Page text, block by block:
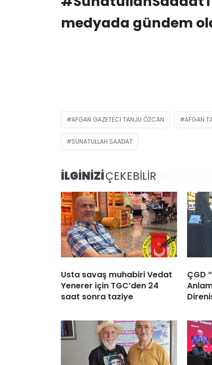
medyada gündem
AFGAN GAZETECI TANJU ÖZCAN AFGAN
SUNATULLAH SAADAT
İLGİNİZİÇEKEBİLİR
Usta savaş muhabiri Vedat
Yenerer için TGC’den 24
saat sonra taziye
ÇGD